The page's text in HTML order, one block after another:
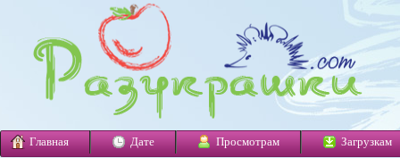
Главная Дате Просмотрам Загрузкам